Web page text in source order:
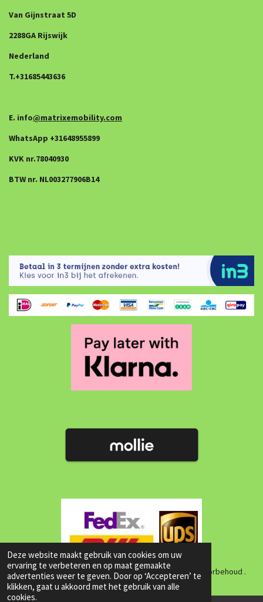
Deze website maakt gebruik van cookies om uw
ervaring te verbeteren en op maat gemaakte
advertenties weer te geven. Door op ‘Accepteren’ te
klikken, gaat u akkoord met het gebruik van alle
cookies.
Van Gijnstraat 5D
2288GA Rijswijk
Nederland
T.+31685443636
E. info@matrixemobility.com
WhatsApp +31648955899
KVK nr.78040930
BTW nr. NL003277906B14
Copyright© 2026 Matrix E Mobility , Alle rechten onder voorbehoud .